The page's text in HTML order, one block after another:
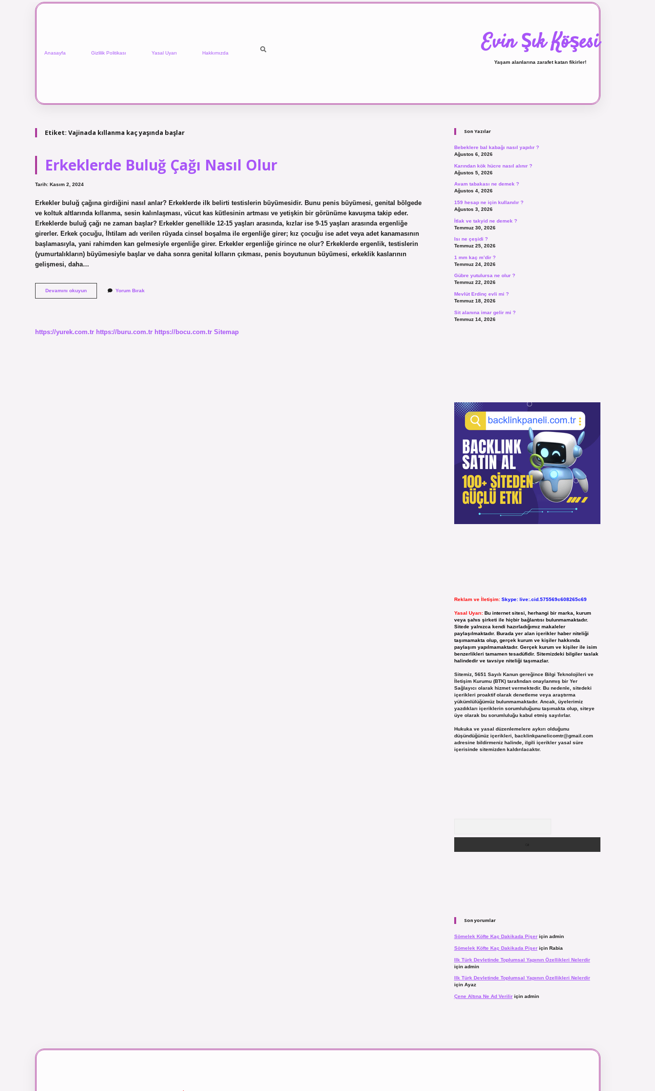
Anasayfa Gizlilik Politikası Yasal Uyarı Hakkımızda Evin Şık Köşesi
Yaşam alanlarına zarafet katan fikirler!
Etiket: Vajinada kıllanma kaç yaşında başlar
Erkeklerde Buluğ Çağı Nasıl Olur
Tarih: Kasım 2, 2024
Erkekler buluğ çağına girdiğini nasıl anlar? Erkeklerde ilk belirti testislerin büyümesidir. Bunu penis büyümesi, genital bölgede
ve koltuk altlarında kıllanma, sesin kalınlaşması, vücut kas kütlesinin artması ve yetişkin bir görünüme kavuşma takip eder.
Erkeklerde buluğ çağı ne zaman başlar? Erkekler genellikle 12-15 yaşları arasında, kızlar ise 9-15 yaşları arasında ergenliğe
girerler. Erkek çocuğu, İhtilam adı verilen rüyada cinsel boşalma ile ergenliğe girer; kız çocuğu ise adet veya adet kanamasının
başlamasıyla, yani rahimden kan gelmesiyle ergenliğe girer. Erkekler ergenliğe girince ne olur? Erkeklerde ergenlik, testislerin
(yumurtalıkların) büyümesiyle başlar ve daha sonra genital kılların çıkması, penis boyutunun büyümesi, erkeklik kaslarının
gelişmesi, daha…
Devamını okuyunErkeklerde
Buluğ
Yorum Bırak
https://yurek.com.tr https://buru.com.tr https://bocu.com.tr Sitemap
Son Yazılar
Bebeklere bal kabağı nasıl yapılır ?
Ağustos 6, 2026
Karından kök hücre nasıl alınır ?
Ağustos 5, 2026
Avam tabakası ne demek ?
Ağustos 4, 2026
159 hesap ne için kullanılır ?
Ağustos 3, 2026
İtlak ve takyid ne demek ?
Temmuz 30, 2026
Isı ne çeşidi ?
Temmuz 25, 2026
1 mm kaç m’dir ?
Temmuz 24, 2026
Gübre yutulursa ne olur ?
Temmuz 22, 2026
Mevlüt Erdinç evli mi ?
Temmuz 18, 2026
Sit alanına imar gelir mi ?
Temmuz 14, 2026
Reklam ve İletişim: Skype: live:.cid.575569c608265c69
Yasal Uyarı: Bu internet sitesi, herhangi bir marka, kurum
veya şahıs şirketi ile hiçbir bağlantısı bulunmamaktadır.
Sitede yalnızca kendi hazırladığımız makaleler
paylaşılmaktadır. Burada yer alan içerikler haber niteliği
taşımamakta olup, gerçek kurum ve kişiler hakkında
paylaşım yapılmamaktadır. Gerçek kurum ve kişiler ile isim
benzerlikleri tamamen tesadüfidir. Sitemizdeki bilgiler taslak
halindedir ve tavsiye niteliği taşımazlar.
Sitemiz, 5651 Sayılı Kanun gereğince Bilgi Teknolojileri ve
İletişim Kurumu (BTK) tarafından onaylanmış bir Yer
Sağlayıcı olarak hizmet vermektedir. Bu nedenle, sitedeki
içerikleri proaktif olarak denetleme veya araştırma
yükümlülüğümüz bulunmamaktadır. Ancak, üyelerimiz
yazdıkları içeriklerin sorumluluğunu taşımakta olup, siteye
üye olarak bu sorumluluğu kabul etmiş sayılırlar.
Hukuka ve yasal düzenlemelere aykırı olduğunu
düşündüğünüz içerikleri, backlinkpanelicomtr@gmail.com
adresine bildirmeniz halinde, ilgili içerikler yasal süre
içerisinde sitemizden kaldırılacaktır.
Son yorumlar
Sömelek Köfte Kaç Dakikada Pişeriçin admin
Sömelek Köfte Kaç Dakikada Pişeriçin Rabia
Ilk Türk Devletinde Toplumsal Yapının Özellikleri Nelerdir
için admin
Ilk Türk Devletinde Toplumsal Yapının Özellikleri Nelerdir
için Ayaz
Çene Altına Ne Ad Veriliriçin admin